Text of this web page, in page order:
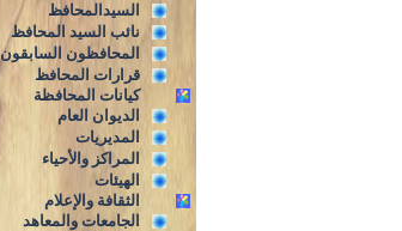
السيدالمحافظ
نائب السيد المحافظ
المحافظون السابقون
قرارات المحافظ
كيانات المحافظة
الديوان العام
المديريات
المراكز والأحياء
الهيئات
الثقافة والإعلام
الجامعات والمعاهد